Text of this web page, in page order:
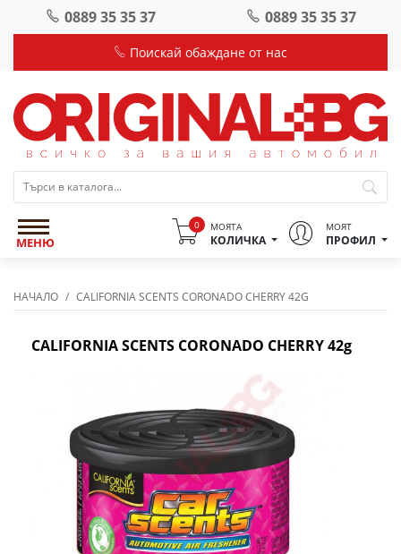
0889 35 35 37 0889 35 35 37
Поискай обаждане от нас
МЕНЮ
0 МОЯТА
КОЛИЧКА
МОЯТ
ПРОФИЛ
НАЧАЛО CALIFORNIA SCENTS CORONADO CHERRY 42G
CALIFORNIA SCENTS CORONADO CHERRY 42g